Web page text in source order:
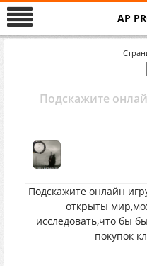
AP
Подскажите
Подскажите онлайн
открыты
исследовать,что бы
покупок